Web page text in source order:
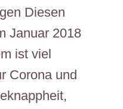
Diesen
Januar 2018
ist viel
Corona und